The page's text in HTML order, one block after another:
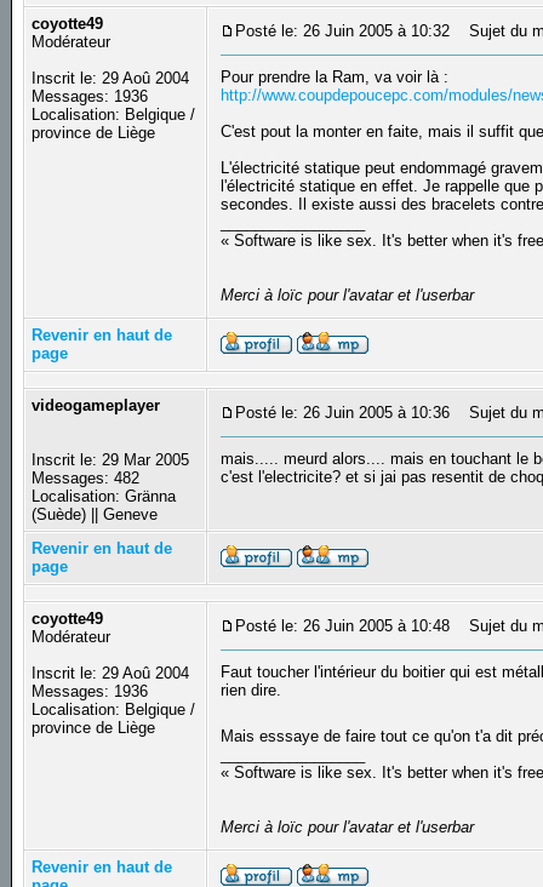
coyotte49
Modérateur
Inscrit le: 29 Aoû 2004
Messages: 1936
Localisation: Belgique /
province de Liège
Posté le: 26 Juin 2005 à 10:32 Sujet du
Pour prendre la Ram, va voir là :
http://www.coupdepoucepc.com/modules/
C'est pout la monter en faite, mais il suffit
L'électricité statique peut endommagé
l'électricité statique en effet. Je rappelle que
secondes. Il existe aussi des bracelets
« Software is like sex. It's better when it's
Merci à loïc pour l'avatar et l'userbar
Revenir en haut de
page
videogameplayer
Inscrit le: 29 Mar 2005
Messages: 482
Localisation: Gränna
(Suède) || Geneve
Posté le: 26 Juin 2005 à 10:36 Sujet du
mais..... meurd alors.... mais en touchant le
c'est l'electricite? et si jai pas resentit de
Revenir en haut de
page
coyotte49
Modérateur
Inscrit le: 29 Aoû 2004
Messages: 1936
Localisation: Belgique /
province de Liège
Posté le: 26 Juin 2005 à 10:48 Sujet du
Faut toucher l'intérieur du boitier qui est
rien dire.
Mais esssaye de faire tout ce qu'on t'a dit
« Software is like sex. It's better when it's
Merci à loïc pour l'avatar et l'userbar
Revenir en haut de